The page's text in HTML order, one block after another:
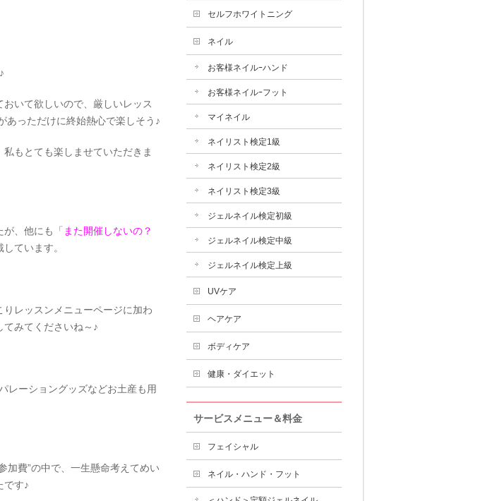
いて欲しいので、厳しいレッス
あっただけに終始熱心で楽しそう♪
もとても楽しませていただきま
が、他にも
「また開催しないの？
ています。
レッスンメニューページに加わ
みてくださいね～♪
レーショングッズなどお土産も用
加費”の中で、一生懸命考えてめい
です♪
セルフホワイトニング
ネイル
お客様ネイルｰハンド
お客様ネイルｰフット
マイネイル
ネイリスト検定1級
ネイリスト検定2級
ネイリスト検定3級
ジェルネイル検定初級
ジェルネイル検定中級
ジェルネイル検定上級
UVケア
ヘアケア
ボディケア
健康・ダイエット
サービスメニュー＆料金
フェイシャル
ネイル・ハンド・フット